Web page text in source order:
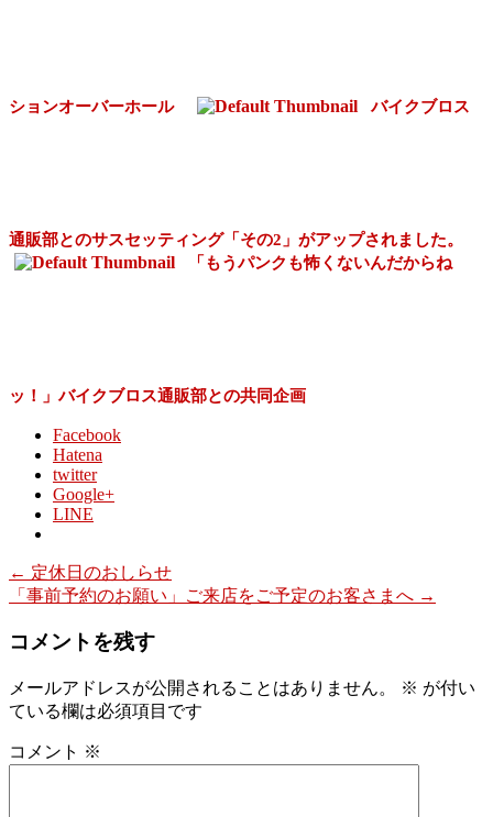
ションオーバーホール バイクブロス
通販部とのサスセッティング「その2」がアップされました。
「もうパンクも怖くないんだからね
ッ！」バイクブロス通販部との共同企画
Facebook
Hatena
twitter
Google+
LINE
← 定休日のおしらせ
「事前予約のお願い」ご来店をご予定のお客さまへ →
コメントを残す
メールアドレスが公開されることはありません。 ※ が付い
ている欄は必須項目です
コメント ※